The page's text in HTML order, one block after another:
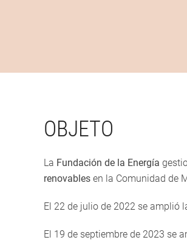
OBJETO
La Fundación de la Energía
renovables en la Comunidad de
El 22 de julio de 2022 se amplió
El 19 de septiembre de 2023 se